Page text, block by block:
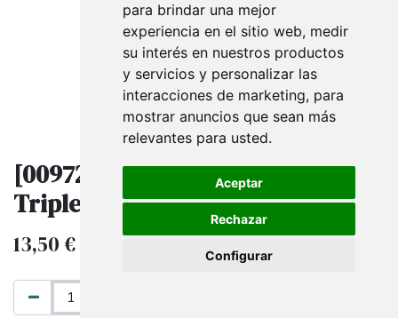
para brindar una mejor
experiencia en el sitio web, medir
su interés en nuestros productos
y servicios y personalizar las
interacciones de marketing, para
mostrar anuncios que sean más
relevantes para usted.
Aceptar
Rechazar
Configurar
[009721] Expositor Pulseras
Triple en Tela de Lino Beige
13,50€